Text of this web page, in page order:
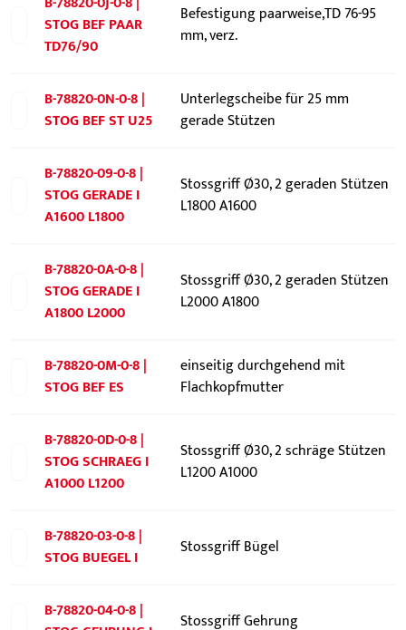
STOG BEF PAAR
TD76/90
Befestigung paarweise,TD 76-95
mm, verz.
B-78820-0N-0-8 |
STOG BEF ST U25
Unterlegscheibe für 25 mm
gerade Stützen
B-78820-09-0-8 |
STOG GERADE I
A1600 L1800
Stossgriff Ø30, 2 geraden Stützen
L1800 A1600
B-78820-0A-0-8 |
STOG GERADE I
A1800 L2000
Stossgriff Ø30, 2 geraden Stützen
L2000 A1800
B-78820-0M-0-8 |
STOG BEF ES
einseitig durchgehend mit
Flachkopfmutter
B-78820-0D-0-8 |
STOG SCHRAEG I
A1000 L1200
Stossgriff Ø30, 2 schräge Stützen
L1200 A1000
B-78820-03-0-8 |
STOG BUEGEL I
Stossgriff Bügel
B-78820-04-0-8 |
Stossgriff Gehrung